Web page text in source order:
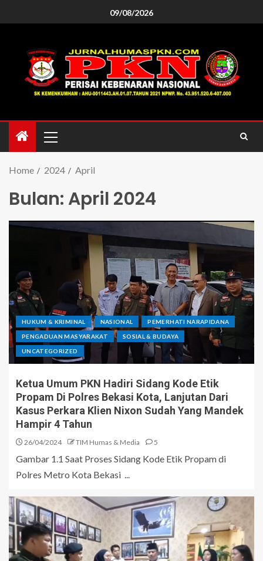
09/08/2026
Home 2024 April
Bulan: April 2024
HUKUM & KRIMINAL NASIONAL PEMERHATI NARAPIDANA
PENGADUAN MASYARAKAT SOSIAL & BUDAYA
UNCATEGORIZED
Ketua Umum PKN Hadiri Sidang Kode Etik
Propam Di Polres Bekasi Kota, Lanjutan Dari
Kasus Perkara Klien Nixon Sudah Yang Mandek
Hampir 4 Tahun
26/04/2024 TIM Humas & Media 5
Gambar 1.1 Saat Proses Sidang Kode Etik Propam di
Polres Metro Kota Bekasi ...